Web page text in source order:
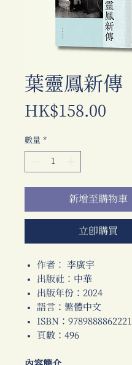
葉靈鳳新傳
HK$158.00
數量 *
新增至購物車
立即購買
作者： 李廣宇
出版社：中華
出版年份：2024
語言：繁體中文
ISBN：9789888862221
頁數：496